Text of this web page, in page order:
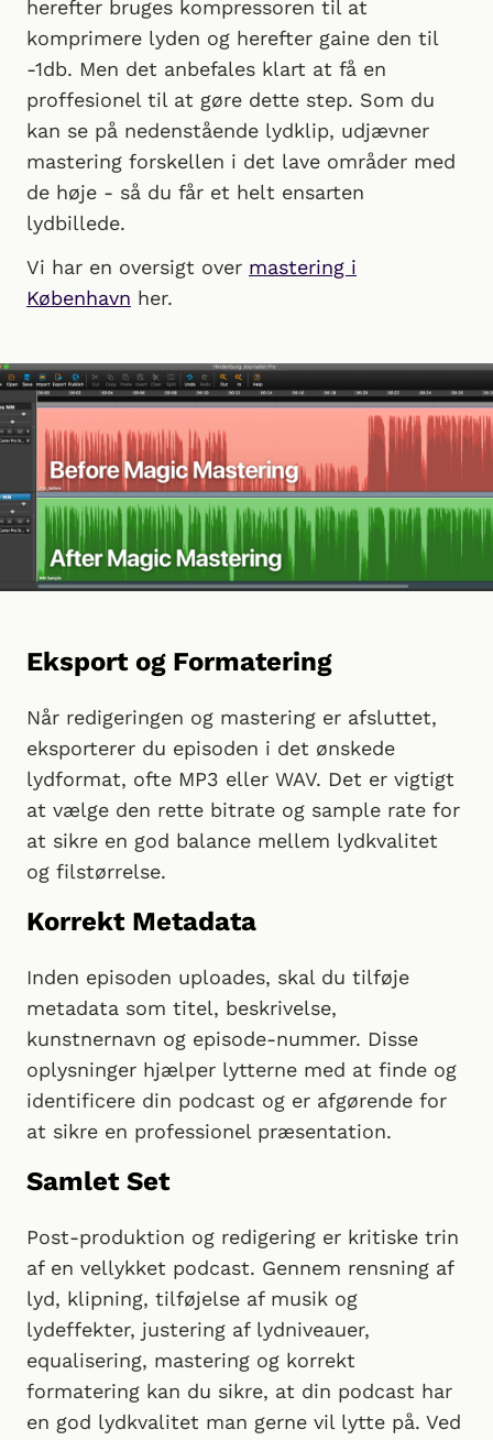
herefter bruges kompressoren til at
komprimere lyden og herefter gaine den til
-1db. Men det anbefales klart at få en
proffesionel til at gøre dette step. Som du
kan se på nedenstående lydklip, udjævner
mastering forskellen i det lave områder med
de høje - så du får et helt ensarten
lydbillede.
Vi har en oversigt over mastering i
København her.
Eksport og Formatering
Når redigeringen og mastering er afsluttet,
eksporterer du episoden i det ønskede
lydformat, ofte MP3 eller WAV. Det er vigtigt
at vælge den rette bitrate og sample rate for
at sikre en god balance mellem lydkvalitet
og filstørrelse.
Korrekt Metadata
Inden episoden uploades, skal du tilføje
metadata som titel, beskrivelse,
kunstnernavn og episode-nummer. Disse
oplysninger hjælper lytterne med at finde og
identificere din podcast og er afgørende for
at sikre en professionel præsentation.
Samlet Set
Post-produktion og redigering er kritiske trin
af en vellykket podcast. Gennem rensning af
lyd, klipning, tilføjelse af musik og
lydeffekter, justering af lydniveauer,
equalisering, mastering og korrekt
formatering kan du sikre, at din podcast har
en god lydkvalitet man gerne vil lytte på. Ved